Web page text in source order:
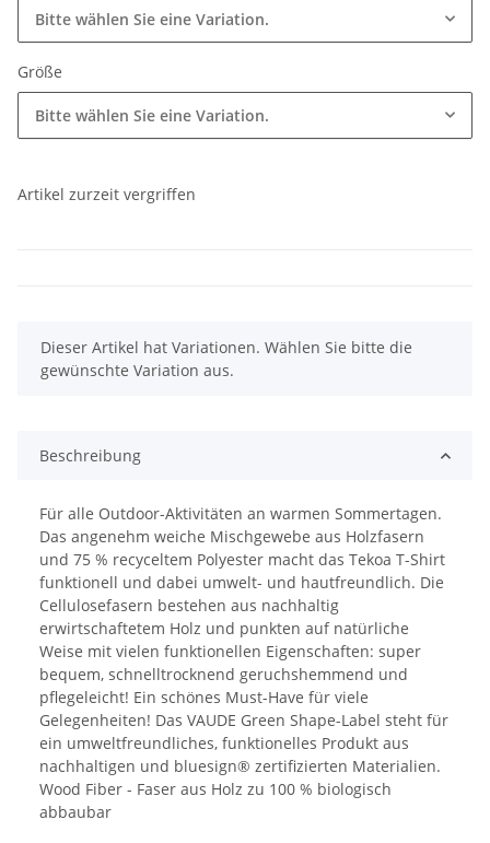
Bitte wählen Sie eine Variation.
Größe
Bitte wählen Sie eine Variation.
Artikel zurzeit vergriffen
x
Dieser Artikel hat Variationen. Wählen Sie bitte die
gewünschte Variation aus.
Beschreibung
Für alle Outdoor-Aktivitäten an warmen Sommertagen.
Das angenehm weiche Mischgewebe aus Holzfasern
und 75 % recyceltem Polyester macht das Tekoa T-Shirt
funktionell und dabei umwelt- und hautfreundlich. Die
Cellulosefasern bestehen aus nachhaltig
erwirtschaftetem Holz und punkten auf natürliche
Weise mit vielen funktionellen Eigenschaften: super
bequem, schnelltrocknend geruchshemmend und
pflegeleicht! Ein schönes Must-Have für viele
Gelegenheiten! Das VAUDE Green Shape-Label steht für
ein umweltfreundliches, funktionelles Produkt aus
nachhaltigen und bluesign® zertifizierten Materialien.
Wood Fiber - Faser aus Holz zu 100 % biologisch
abbaubar